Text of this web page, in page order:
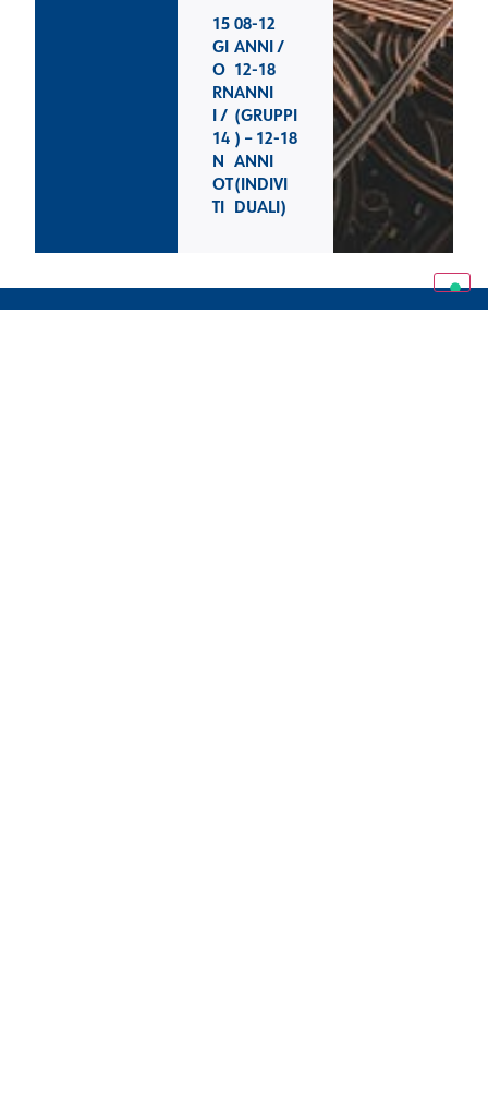
15
GI
O
RN
I /
14
N
OT
TI
08-12
ANNI /
12-18
ANNI
(GRUPPI
) – 12-18
ANNI
(INDIVI
DUALI)